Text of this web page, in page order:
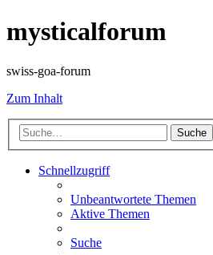
mysticalforum
swiss-goa-forum
Zum Inhalt
Suche
Schnellzugriff
Unbeantwortete Themen
Aktive Themen
Suche